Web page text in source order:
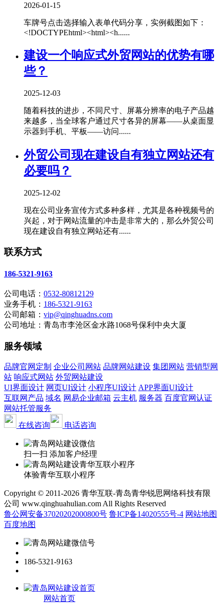
2026-01-15
车牌号点击选择输入表单代码分享，实例截图如下：
<!DOCTYPEhtml><html><h......
建设一个响应式外贸网站的优势有哪
些？
2025-12-03
随着科技的进步，不同尺寸、屏幕分辨率的电子产品越
来越多，当全球客户通过尺寸各异的屏幕——从桌面显
示器到手机、平板——访问......
外贸公司现在建设自有独立网站还有
必要吗？
2025-12-02
现在公司业务宣传方式多种多样，尤其是各种视频号的
兴起，对于网站流量的冲击是非常大的，那么外贸公司
现在建设自有独立网站还有......
联系方式
186-5321-9163
公司电话： 0532-80812129
业务手机： 186-5321-9163
公司邮箱： vip@qinghuadns.com
公司地址：青岛市李沧区金水路1068号保利中央大厦
服务领域
品牌官网定制 企业公司网站 品牌网站建设 集团网站 营销型网
站 响应式网站 外贸网站建设
UI界面设计 网页UI设计 小程序UI设计 APP界面UI设计
互联网产品 域名 网易企业邮箱 云主机 服务器 百度官网认证
网站托管服务
在线咨询
电话咨询
扫一扫 添加客户经理
体验青华互联小程序
Copyright © 2011-2026 青华互联-青岛青华锐思网络科技有限
公司 www.qinghuahulian.com All Rights Reserved
鲁公网安备37020202000800号 鲁ICP备14020555号-4 网站地图
百度地图
186-5321-9163
网站首页